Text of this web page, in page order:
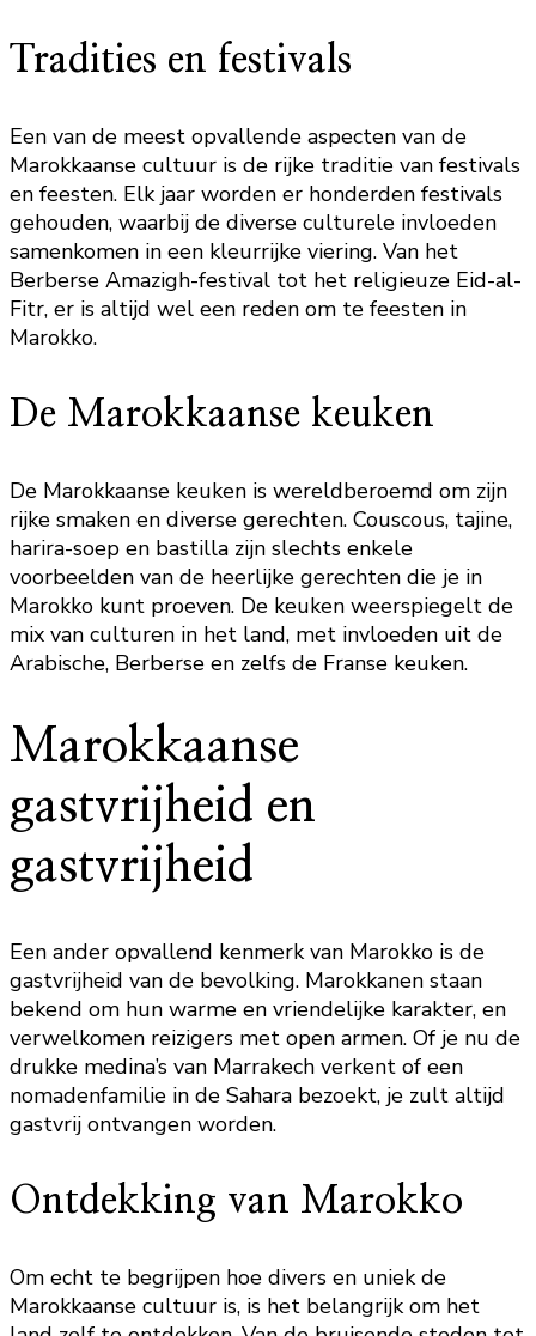
Tradities en festivals
Een van de meest opvallende aspecten van de
Marokkaanse cultuur is de rijke traditie van festivals
en feesten. Elk jaar worden er honderden festivals
gehouden, waarbij de diverse culturele invloeden
samenkomen in een kleurrijke viering. Van het
Berberse Amazigh-festival tot het religieuze Eid-al-
Fitr, er is altijd wel een reden om te feesten in
Marokko.
De Marokkaanse keuken
De Marokkaanse keuken is wereldberoemd om zijn
rijke smaken en diverse gerechten. Couscous, tajine,
harira-soep en bastilla zijn slechts enkele
voorbeelden van de heerlijke gerechten die je in
Marokko kunt proeven. De keuken weerspiegelt de
mix van culturen in het land, met invloeden uit de
Arabische, Berberse en zelfs de Franse keuken.
Marokkaanse
gastvrijheid en
gastvrijheid
Een ander opvallend kenmerk van Marokko is de
gastvrijheid van de bevolking. Marokkanen staan
bekend om hun warme en vriendelijke karakter, en
verwelkomen reizigers met open armen. Of je nu de
drukke medina’s van Marrakech verkent of een
nomadenfamilie in de Sahara bezoekt, je zult altijd
gastvrij ontvangen worden.
Ontdekking van Marokko
Om echt te begrijpen hoe divers en uniek de
Marokkaanse cultuur is, is het belangrijk om het